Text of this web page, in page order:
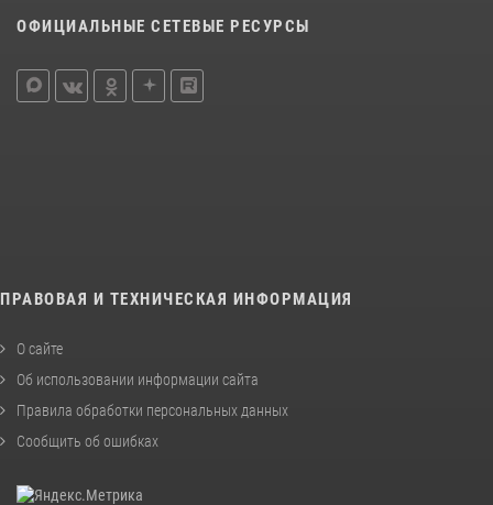
ОФИЦИАЛЬНЫЕ СЕТЕВЫЕ РЕСУРСЫ
ПРАВОВАЯ И ТЕХНИЧЕСКАЯ ИНФОРМАЦИЯ
О сайте
Об использовании информации сайта
Правила обработки персональных данных
Сообщить об ошибках